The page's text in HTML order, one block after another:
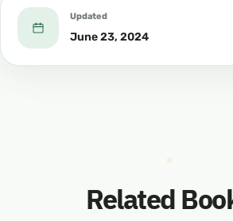
Updated
June 23, 2024
Related